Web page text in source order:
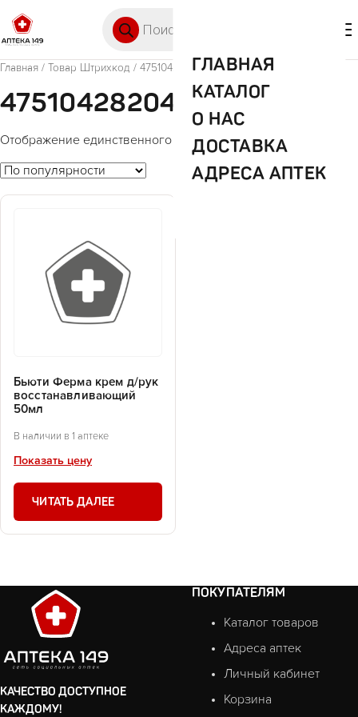
ГЛАВНАЯ
КАТАЛОГ
О НАС
ДОСТАВКА
АДРЕСА АПТЕК
Главная / Товар Штрихкод / 4751042820410
4751042820410
Отображение единственного товара
Бьюти Ферма крем д/рук
восстанавливающий
50мл
В наличии в 1 аптеке
Показать цену
ЧИТАТЬ ДАЛЕЕ
КАЧЕСТВО ДОСТУПНОЕ
КАЖДОМУ!
ПОКУПАТЕЛЯМ
Каталог товаров
Адреса аптек
Личный кабинет
Корзина